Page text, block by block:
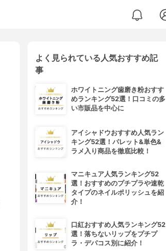
よく見られている人気おすすめ記
事
ホワイトニング歯磨き粉おすす
めランキング52選！口コミの多
い市販品を中心に
アイシャドウおすすめ人気ラン
キング52選！パレット&単色&
ラメ入り商品を徹底比較！
マニキュア人気ランキング52
選！おすすめのプチプラや速乾
タイプのネイルポリッシュを紹
介！
口紅おすすめ人気ランキング52
選！落ちないリップをプチプ
ラ・デパコス別に紹介！